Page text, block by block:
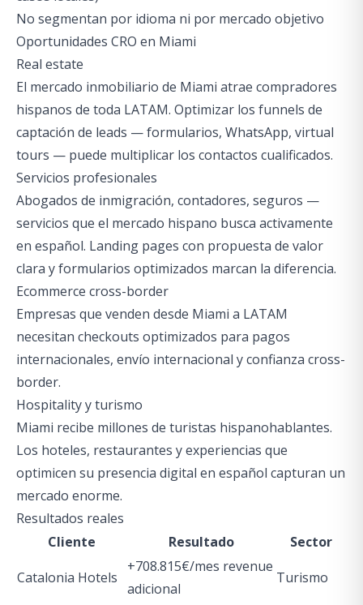
No segmentan por idioma ni por mercado objetivo
Oportunidades CRO en Miami
Real estate
El mercado inmobiliario de Miami atrae compradores
hispanos de toda LATAM. Optimizar los funnels de
captación de leads — formularios, WhatsApp, virtual
tours — puede multiplicar los contactos cualificados.
Servicios profesionales
Abogados de inmigración, contadores, seguros —
servicios que el mercado hispano busca activamente
en español. Landing pages con propuesta de valor
clara y formularios optimizados marcan la diferencia.
Ecommerce cross-border
Empresas que venden desde Miami a LATAM
necesitan checkouts optimizados para pagos
internacionales, envío internacional y confianza cross-
border.
Hospitality y turismo
Miami recibe millones de turistas hispanohablantes.
Los hoteles, restaurantes y experiencias que
optimicen su presencia digital en español capturan un
mercado enorme.
Resultados reales
Cliente
Resultado
Sector
Catalonia Hotels
+708.815€/mes revenue
adicional
Turismo